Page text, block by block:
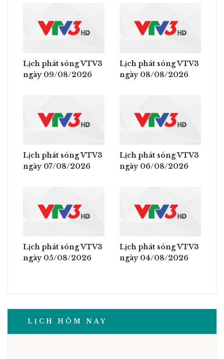
Lịch phát sóng VTV3
ngày 09/08/2026
Lịch phát sóng VTV3
ngày 08/08/2026
Lịch phát sóng VTV3
ngày 07/08/2026
Lịch phát sóng VTV3
ngày 06/08/2026
Lịch phát sóng VTV3
ngày 05/08/2026
Lịch phát sóng VTV3
ngày 04/08/2026
LỊCH HÔM NAY